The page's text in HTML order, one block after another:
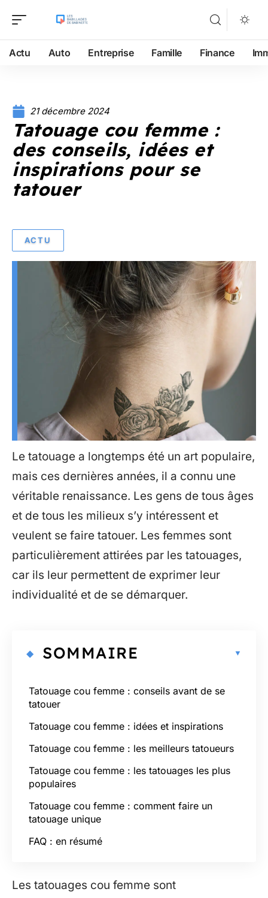
Actu Auto Entreprise Famille Finance
21 décembre 2024
Tatouage cou femme :
des conseils, idées et
inspirations pour se
tatouer
ACTU
Le tatouage a longtemps été un art populaire,
mais ces dernières années, il a connu une
véritable renaissance. Les gens de tous âges
et de tous les milieux s’y intéressent et
veulent se faire tatouer. Les femmes sont
particulièrement attirées par les tatouages,
car ils leur permettent de exprimer leur
individualité et de se démarquer.
SOMMAIRE
Tatouage cou femme : conseils avant de se
tatouer
Tatouage cou femme : idées et inspirations
Tatouage cou femme : les meilleurs tatoueurs
Tatouage cou femme : les tatouages les plus
populaires
Tatouage cou femme : comment faire un
tatouage unique
FAQ : en résumé
Les tatouages cou femme sont